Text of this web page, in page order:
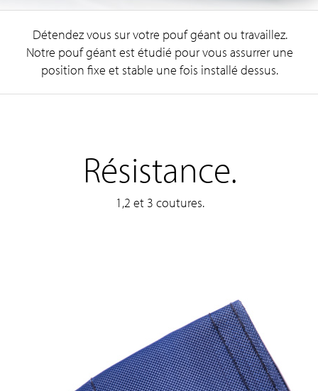
Détendez vous sur votre pouf géant ou travaillez.
Notre pouf géant est étudié pour vous assurrer une
position fixe et stable une fois installé dessus.
Résistance.
1,2 et 3 coutures.